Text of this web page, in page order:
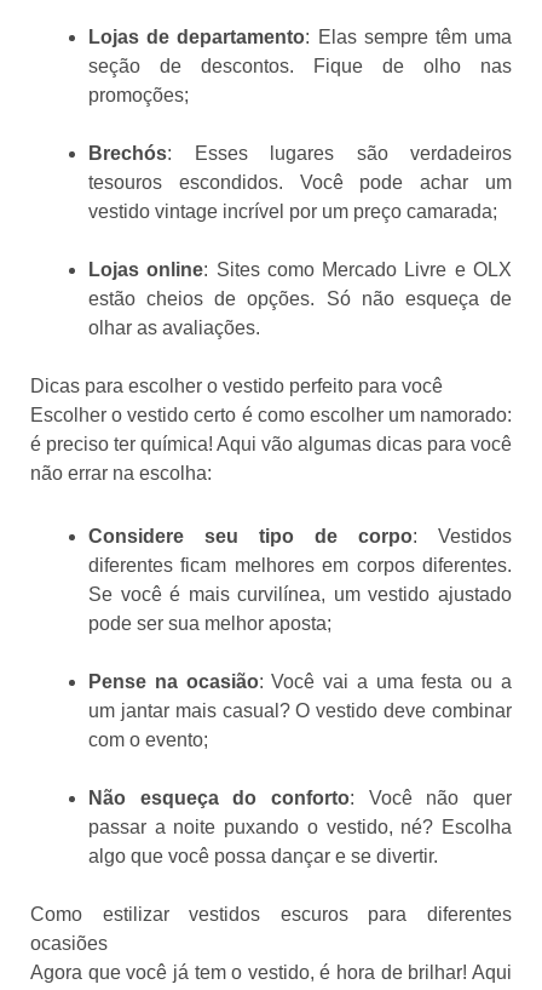
Lojas de departamento: Elas sempre têm uma
seção de descontos. Fique de olho nas
promoções;
Brechós: Esses lugares são verdadeiros
tesouros escondidos. Você pode achar um
vestido vintage incrível por um preço camarada;
Lojas online: Sites como Mercado Livre e OLX
estão cheios de opções. Só não esqueça de
olhar as avaliações.
Dicas para escolher o vestido perfeito para você
Escolher o vestido certo é como escolher um namorado:
é preciso ter química! Aqui vão algumas dicas para você
não errar na escolha:
Considere seu tipo de corpo: Vestidos
diferentes ficam melhores em corpos diferentes.
Se você é mais curvilínea, um vestido ajustado
pode ser sua melhor aposta;
Pense na ocasião: Você vai a uma festa ou a
um jantar mais casual? O vestido deve combinar
com o evento;
Não esqueça do conforto: Você não quer
passar a noite puxando o vestido, né? Escolha
algo que você possa dançar e se divertir.
Como estilizar vestidos escuros para diferentes
ocasiões
Agora que você já tem o vestido, é hora de brilhar! Aqui